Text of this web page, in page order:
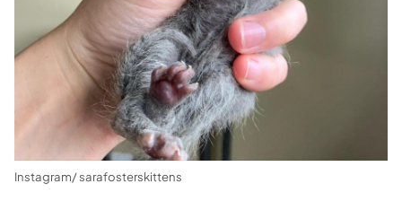
Instagram/ sarafosterskittens